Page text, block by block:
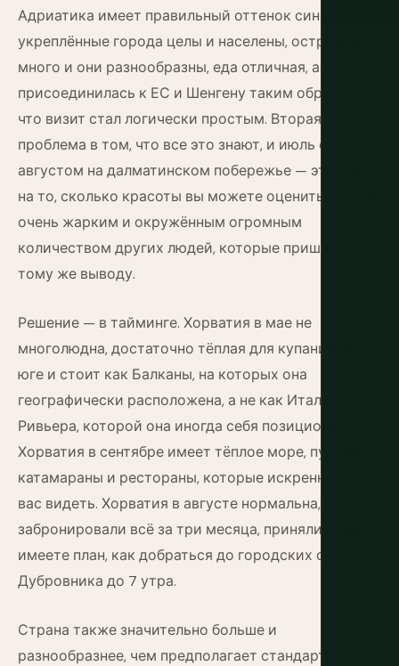
Адриатика имеет правильный оттенок синего,
укреплённые города целы и населены, островов
много и они разнообразны, еда отличная, а страна
присоединилась к ЕС и Шенгену таким образом,
что визит стал логически простым. Вторая
проблема в том, что все это знают, и июль с
августом на далматинском побережье — это тест
на то, сколько красоты вы можете оценить, будучи
очень жарким и окружённым огромным
количеством других людей, которые пришли к
тому же выводу.
Решение — в тайминге. Хорватия в мае не
многолюдна, достаточно тёплая для купания на
юге и стоит как Балканы, на которых она
географически расположена, а не как Итальянская
Ривьера, которой она иногда себя позиционирует.
Хорватия в сентябре имеет тёплое море, пустые
катамараны и рестораны, которые искренне рады
вас видеть. Хорватия в августе нормальна, если вы
забронировали всё за три месяца, приняли цены и
имеете план, как добраться до городских стен
Дубровника до 7 утра.
Страна также значительно больше и
разнообразнее, чем предполагает стандартный